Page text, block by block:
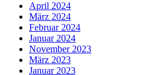
April 2024
März 2024
Februar 2024
Januar 2024
November 2023
März 2023
Januar 2023